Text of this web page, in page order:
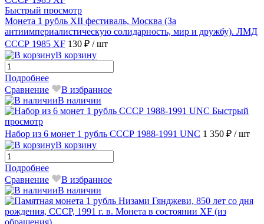
Быстрый просмотр
Монета 1 рубль XII фестиваль, Москва (За
антиимпериалистическую солидарность, мир и дружбу). ЛМД
СССР 1985 XF 130 ₽ / шт
В корзину
Подробнее
Сравнение
В избранное
В наличии
Быстрый
просмотр
Набор из 6 монет 1 рубль СССР 1988-1991 UNC 1 350 ₽ / шт
В корзину
Подробнее
Сравнение
В избранное
В наличии